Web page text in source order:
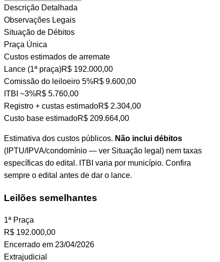
Descrição Detalhada
Observações Legais
Situação de Débitos
Praça Única
Custos estimados de arremate
Lance (1ª praça)R$ 192.000,00
Comissão do leiloeiro 5%R$ 9.600,00
ITBI ~3%R$ 5.760,00
Registro + custas estimadoR$ 2.304,00
Custo base estimadoR$ 209.664,00
Estimativa dos custos públicos. Não inclui débitos
(IPTU/IPVA/condomínio — ver Situação legal) nem taxas
específicas do edital. ITBI varia por município. Confira
sempre o edital antes de dar o lance.
Leilões semelhantes
1ª Praça
R$ 192.000,00
Encerrado em 23/04/2026
Extrajudicial